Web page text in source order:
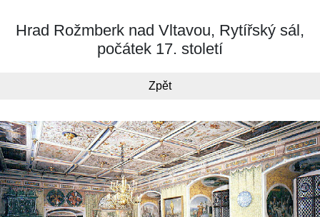
Hrad Rožmberk nad Vltavou, Rytířský sál,
počátek 17. století
Zpět